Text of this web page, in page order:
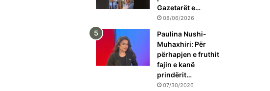
Gazetarët e…
08/06/2026
Paulina Nushi-
Muhaxhiri: Për
përhapjen e fruthit
fajin e kanë
prindërit…
07/30/2026